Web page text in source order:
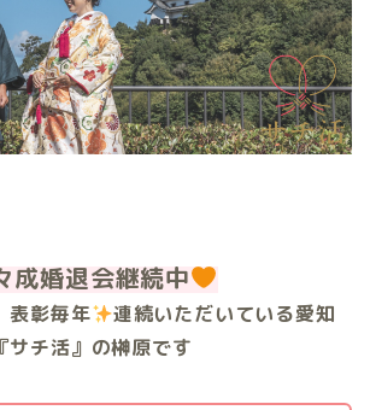
婚退会継続中
表彰毎年
連続いただいている愛知
サチ活』の榊原です